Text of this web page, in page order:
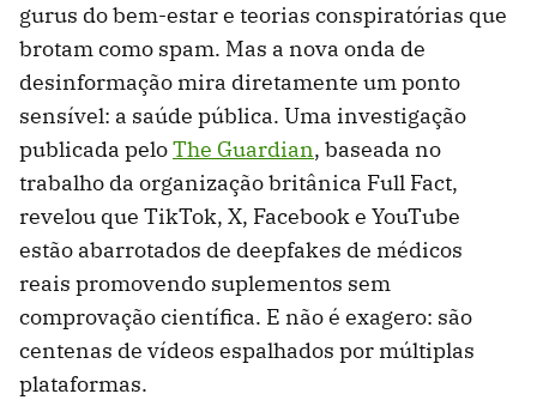
gurus do bem-estar e teorias conspiratórias que
brotam como spam. Mas a nova onda de
desinformação mira diretamente um ponto
sensível: a saúde pública. Uma investigação
publicada peloThe Guardian, baseada no
trabalho da organização britânica Full Fact,
revelou que TikTok, X, Facebook e YouTube
estão abarrotados de deepfakes de médicos
reais promovendo suplementos sem
comprovação científica. E não é exagero: são
centenas de vídeos espalhados por múltiplas
plataformas.